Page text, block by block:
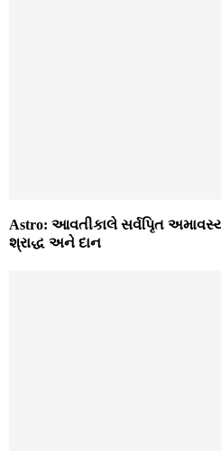
Astro: આવતીકાલે સર્વપિૃત
શ્રાદ્ધ અને દાન